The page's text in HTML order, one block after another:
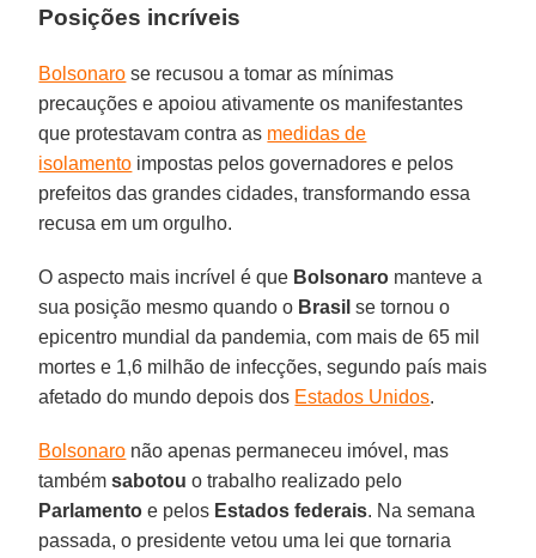
Posições incríveis
Bolsonaro se recusou a tomar as mínimas
precauções e apoiou ativamente os manifestantes
que protestavam contra as medidas de
isolamento impostas pelos governadores e pelos
prefeitos das grandes cidades, transformando essa
recusa em um orgulho.
O aspecto mais incrível é que Bolsonaro manteve a
sua posição mesmo quando o Brasil se tornou o
epicentro mundial da pandemia, com mais de 65 mil
mortes e 1,6 milhão de infecções, segundo país mais
afetado do mundo depois dos Estados Unidos.
Bolsonaro não apenas permaneceu imóvel, mas
tambémsabotou o trabalho realizado pelo
Parlamento e pelos Estados federais. Na semana
passada, o presidente vetou uma lei que tornaria